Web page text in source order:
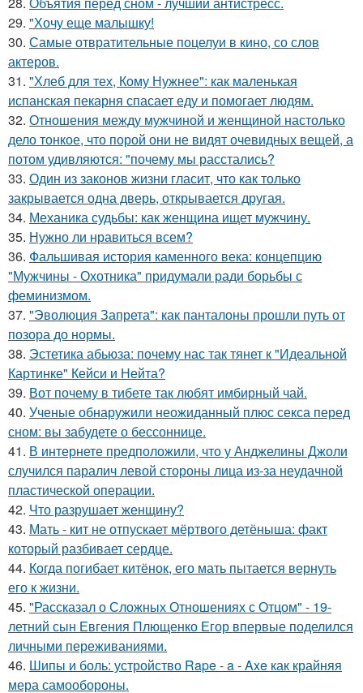
29. "Хочу еще малышку!
30. Самые отвратительные поцелуи в кино, со слов
актеров.
31. "Хлеб для тех, Кому Нужнее": как маленькая
испанская пекарня спасает еду и помогает людям.
32. Отношения между мужчиной и женщиной настолько
дело тонкое, что порой они не видят очевидных вещей, а
потом удивляются: "почему мы расстались?
33. Один из законов жизни гласит, что как только
закрывается одна дверь, открывается другая.
34. Механика судьбы: как женщина ищет мужчину.
35. Нужно ли нравиться всем?
36. Фальшивая история каменного века: концепцию
"Мужчины - Охотника" придумали ради борьбы с
феминизмом.
37. "Эволюция Запрета": как панталоны прошли путь от
позора до нормы.
38. Эстетика абьюза: почему нас так тянет к "Идеальной
Картинке" Кейси и Нейта?
39. Вот почему в тибете так любят имбирный чай.
40. Ученые обнаружили неожиданный плюс секса перед
сном: вы забудете о бессоннице.
41. В интернете предположили, что у Анджелины Джоли
случился паралич левой стороны лица из-за неудачной
пластической операции.
42. Что разрушает женщину?
43. Мать - кит не отпускает мёртвого детёныша: факт
который разбивает сердце.
44. Когда погибает китёнок, его мать пытается вернуть
его к жизни.
45. "Рассказал о Сложных Отношениях с Отцом" - 19-
летний сын Евгения Плющенко Егор впервые поделился
личными переживаниями.
46. Шипы и боль: устройство Rape - a - Axe как крайняя
мера самообороны.